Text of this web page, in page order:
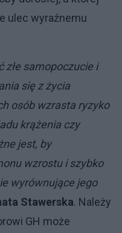
ulec wyraźnemu
złe samopoczucie i
się z życia
osób wzrasta ryzyko
krążenia czy
jest, by
wzrostu i szybko
wyrównujące jego
Stawerska. Należy
GH może